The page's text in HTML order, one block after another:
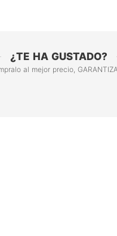
¿TE HA GUSTADO?
al mejor precio,